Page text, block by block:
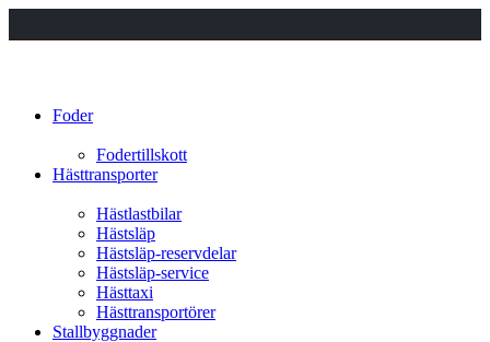
Foder
Fodertillskott
Hästtransporter
Hästlastbilar
Hästsläp
Hästsläp-reservdelar
Hästsläp-service
Hästtaxi
Hästtransportörer
Stallbyggnader